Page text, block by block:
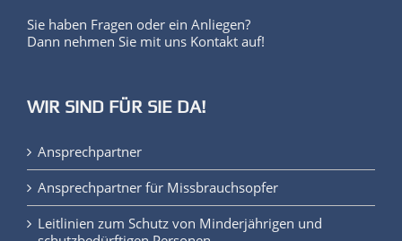
Sie haben Fragen oder ein Anliegen?
Dann nehmen Sie mit uns Kontakt auf!
WIR SIND FÜR SIE DA!
Ansprechpartner
Ansprechpartner für Missbrauchsopfer
Leitlinien zum Schutz von Minderjährigen und